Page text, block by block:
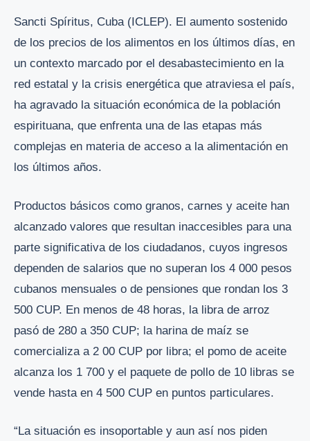
Sancti Spíritus, Cuba (ICLEP). El aumento sostenido
de los precios de los alimentos en los últimos días, en
un contexto marcado por el desabastecimiento en la
red estatal y la crisis energética que atraviesa el país,
ha agravado la situación económica de la población
espirituana, que enfrenta una de las etapas más
complejas en materia de acceso a la alimentación en
los últimos años.
Productos básicos como granos, carnes y aceite han
alcanzado valores que resultan inaccesibles para una
parte significativa de los ciudadanos, cuyos ingresos
dependen de salarios que no superan los 4 000 pesos
cubanos mensuales o de pensiones que rondan los 3
500 CUP. En menos de 48 horas, la libra de arroz
pasó de 280 a 350 CUP; la harina de maíz se
comercializa a 2 00 CUP por libra; el pomo de aceite
alcanza los 1 700 y el paquete de pollo de 10 libras se
vende hasta en 4 500 CUP en puntos particulares.
“La situación es insoportable y aun así nos piden